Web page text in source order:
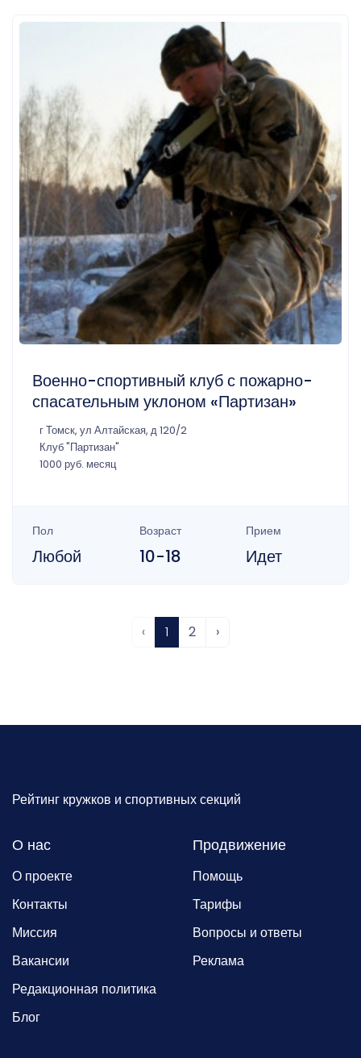
Военно-спортивный клуб с пожарно-
спасательным уклоном «Партизан»
г Томск, ул Алтайская, д 120/2
Клуб "Партизан"
1000 руб. месяц
Пол
Любой
Возраст
10-18
Прием
Идет
‹ 1 2 ›
Рейтинг кружков и спортивных секций
О нас
О проекте
Контакты
Миссия
Вакансии
Редакционная политика
Блог
Продвижение
Помощь
Тарифы
Вопросы и ответы
Реклама